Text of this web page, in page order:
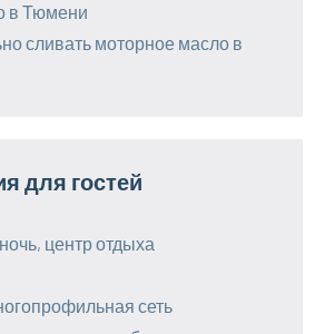
в Тюмени
сливать моторное масло в
для гостей
центр отдыха
сеть